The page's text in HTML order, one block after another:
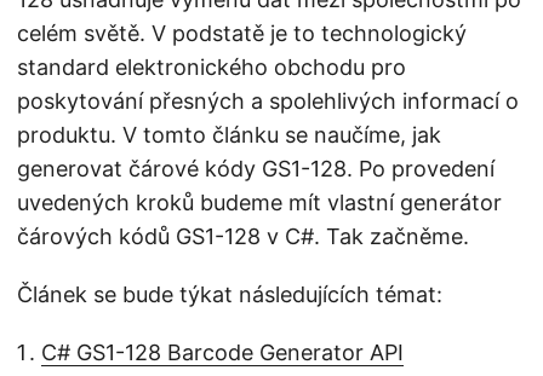
celém světě. V podstatě je to technologický
standard elektronického obchodu pro
poskytování přesných a spolehlivých informací o
produktu. V tomto článku se naučíme, jak
generovat čárové kódy GS1-128. Po provedení
uvedených kroků budeme mít vlastní generátor
čárových kódů GS1-128 v C#. Tak začněme.
Článek se bude týkat následujících témat:
C# GS1-128 Barcode Generator API